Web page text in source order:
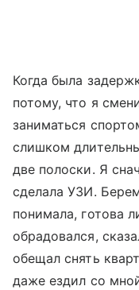
Когда была
потому, что я
заниматься
слишком
две полоски. Я
сделала УЗИ.
понимала, готова
обрадовался,
обещал снять
даже ездил со